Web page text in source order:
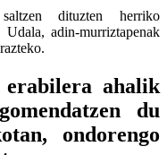
dituzten herriko
adin-murriztapenak
ahalik
du
ondorengo